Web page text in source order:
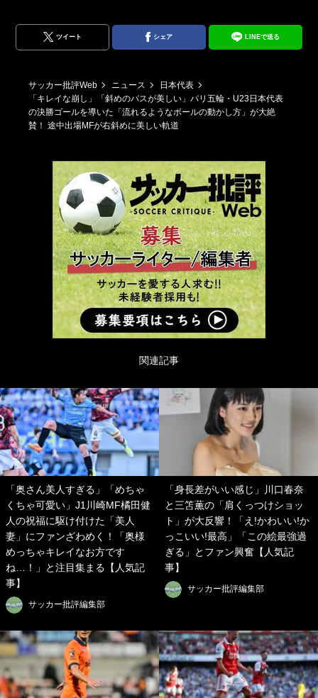
ツイート シェア LINEで送る
サッカー批評Web ニュース
日本代表
「キレイな崩し」「斜めのパスが美しい」パリ五輪・U23日本代表
の決勝ゴールを導いた「流れるようなボールの動かし方」が大絶
賛！ 途中出場MFが右斜めに美しい軌道
関連記事
「奥さん美人すぎる」「めちゃ
くちゃ可愛い」J1川崎MF橘田健
人の祝福に駆け付けた「美人
妻」にファンざわめく！「奥様
めっちゃキレイなお方です
ね…！」と注目集まる【人気記
事】
サッカー批評編集部
「身長差がいい感じ」川口春奈
と三笘薫の「肩くっつけショッ
ト」が大反響！「え!かわいい!か
っこいい!最高」「この絵最強過
ぎる」とファン興奮【人気記
事】
サッカー批評編集部